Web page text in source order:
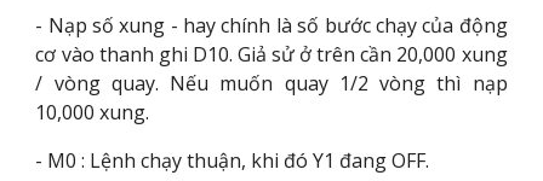
- Nạp số xung - hay chính là số bước chạy của động
cơ vào thanh ghi D10. Giả sử ở trên cần 20,000 xung
/ vòng quay. Nếu muốn quay 1/2 vòng thì nạp
10,000 xung.
- M0 : Lệnh chạy thuận, khi đó Y1 đang OFF.